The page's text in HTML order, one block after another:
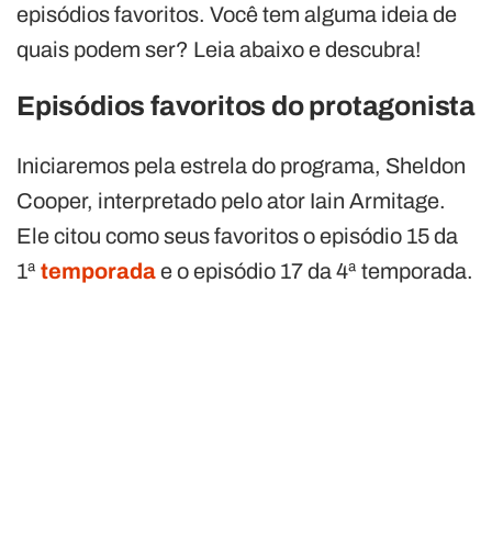
episódios favoritos. Você tem alguma ideia de
quais podem ser? Leia abaixo e descubra!
Episódios favoritos do protagonista
Iniciaremos pela estrela do programa, Sheldon
Cooper, interpretado pelo ator Iain Armitage.
Ele citou como seus favoritos o episódio 15 da
1ª temporadae o episódio 17 da 4ª temporada.